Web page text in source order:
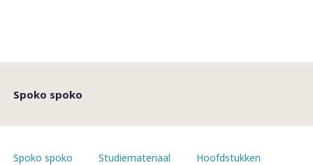
Spoko spoko
Spoko spoko Studiemateriaal
Hoofdstukken